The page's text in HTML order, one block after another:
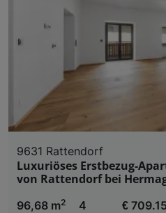
9631 Rattendorf
Luxuriöses Erstbezug-
von Rattendorf bei
96,68 m2
4 €